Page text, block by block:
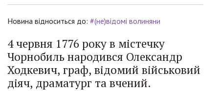
Новина відноситься до: #(не)відомі волиняни
4 червня 1776 року в містечку
Чорнобиль народився Олександр
Ходкевич, граф, відомий військовий
діяч, драматург та вчений.